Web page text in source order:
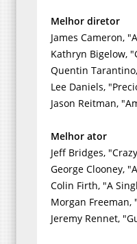
Melhor diretor
James Cameron,
Kathryn Bigelow,
Quentin
Lee Daniels,
Jason Reitman,
Melhor ator
Jeff Bridges,
George Clooney,
Colin Firth, "A
Morgan Freeman,
Jeremy Rennet,